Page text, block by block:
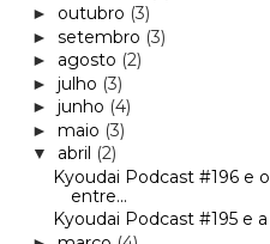
► outubro (3)
► setembro (3)
► agosto (2)
► julho (3)
► junho (4)
► maio (3)
▼ abril (2)
Kyoudai Podcast #196 e
entre...
Kyoudai Podcast #195 e